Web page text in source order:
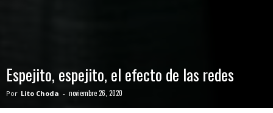
Espejito, espejito, el efecto de las redes
Por Lito Choda - noviembre 26, 2020